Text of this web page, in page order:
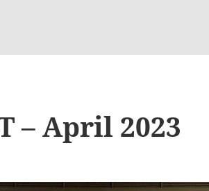
– April 2023